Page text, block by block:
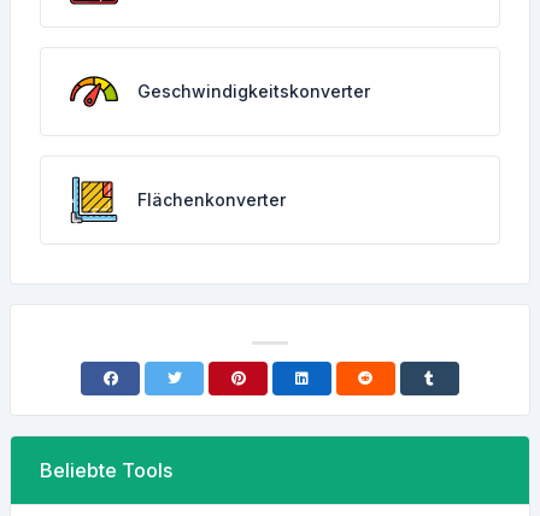
Geschwindigkeitskonverter
Flächenkonverter
Beliebte Tools